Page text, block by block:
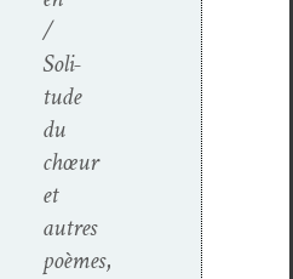
/
Soli­
tude
du
chœur
et
autres
poèmes,